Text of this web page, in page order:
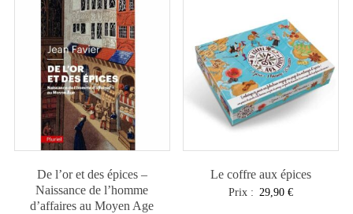
De l’or et des épices –
Naissance de l’homme
d’affaires au Moyen Age
Le coffre aux épices
Prix : 29,90€